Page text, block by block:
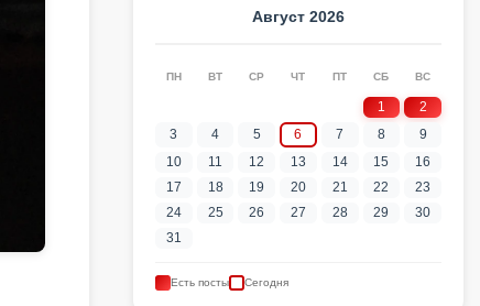
Август 2026
ПН ВТ СР ЧТ ПТ СБ ВС
1
2
3
4 5 6 7 8
9
10
11 12 13 14 15
16
17
18 19 20 21 22
23
24
25 26 27 28 29
30
31
Есть посты Сегодня